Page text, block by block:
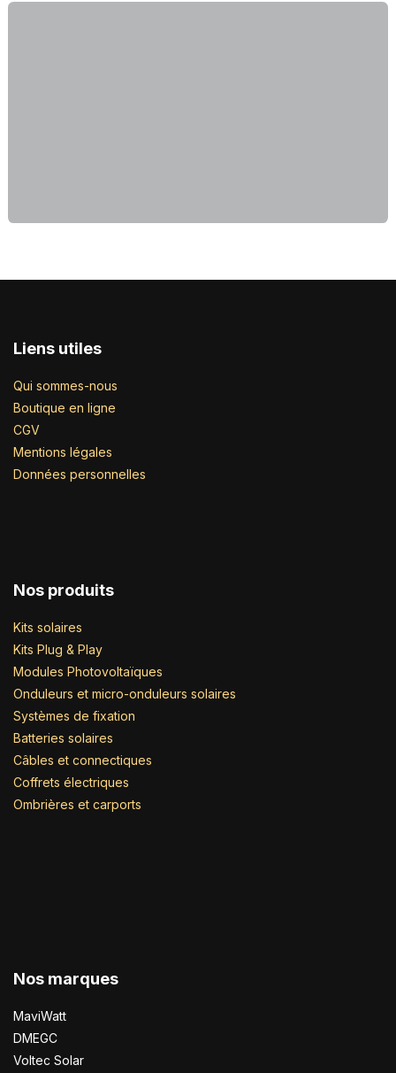
Liens utiles
Qui sommes-nous
Boutique en ligne
CGV
Mentions légales
Données personnelles
Nos produits
Kits solaires
Kits Plug & Play
Modules Photovoltaïques
Onduleurs et micro-onduleurs solaires
Systèmes de fixation
Batteries solaires
Câbles et connectiques
Coffrets électriques
Ombrières et carports
Nos marques
MaviWatt
DMEGC
Voltec Solar